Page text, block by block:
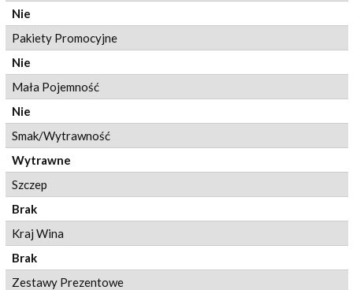
Nie
Pakiety Promocyjne
Nie
Mała Pojemność
Nie
Smak/Wytrawność
Wytrawne
Szczep
Brak
Kraj Wina
Brak
Zestawy Prezentowe